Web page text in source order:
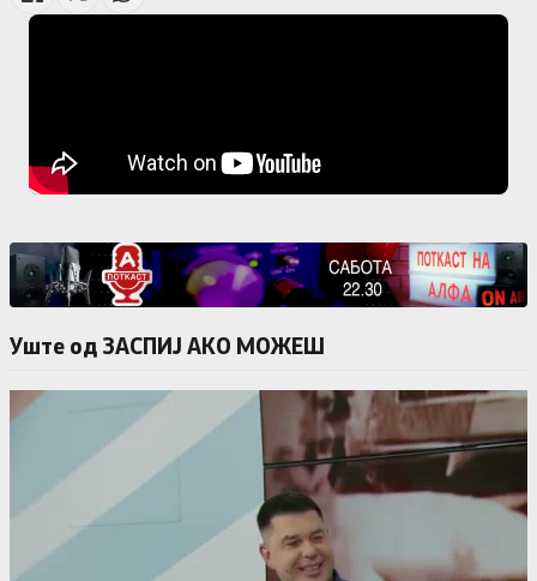
Уште од ЗАСПИЈ АКО МОЖЕШ